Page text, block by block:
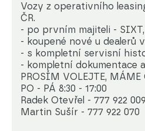
Vozy z operativního
ČR.
- po prvním majiteli - SIXT,
- koupené nové u dealerů v
- s kompletní servisní
- kompletní dokumentace
PROSÍM VOLEJTE, MÁME
PO - PÁ 8:30 - 17:00
Radek Otevřel - 777 922
Martin Sušír - 777 922 070